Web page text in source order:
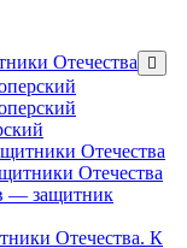
Отечества
меню
Отечества
Отечества
— защитник
Отечества. К